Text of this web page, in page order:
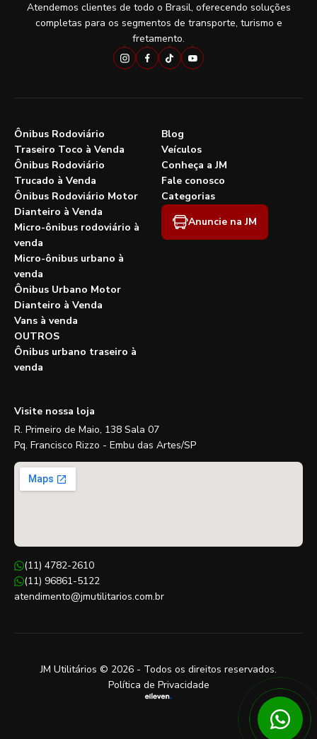
Atendemos clientes de todo o Brasil, oferecendo soluções
completas para os segmentos de transporte, turismo e
fretamento.
Ônibus Rodoviário
Traseiro Toco à Venda
Ônibus Rodoviário
Trucado à Venda
Ônibus Rodoviário Motor
Dianteiro à Venda
Micro-ônibus rodoviário à
venda
Micro-ônibus urbano à
venda
Ônibus Urbano Motor
Dianteiro à Venda
Vans à venda
OUTROS
Ônibus urbano traseiro à
venda
Blog
Veículos
Conheça a JM
Fale conosco
Categorias
Anuncie na JM
Visite nossa loja
R. Primeiro de Maio, 138 Sala 07
Pq. Francisco Rizzo - Embu das Artes/SP
(11) 4782-2610
(11) 96861-5122
atendimento@jmutilitarios.com.br
JM Utilitários © 2026 - Todos os direitos reservados.
Política de Privacidade